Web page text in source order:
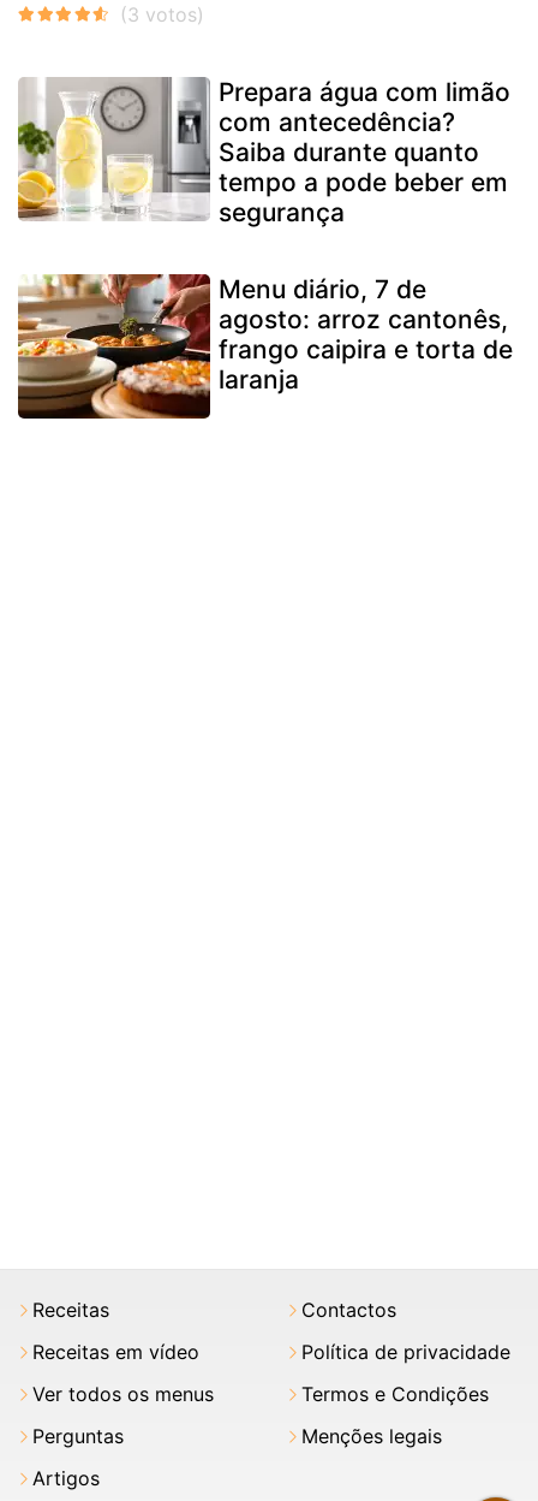
Prepara água com limão
com antecedência?
Saiba durante quanto
tempo a pode beber em
segurança
Menu diário, 7 de
agosto: arroz cantonês,
frango caipira e torta de
laranja
Receitas
Receitas em vídeo
Ver todos os menus
Perguntas
Artigos
Contactos
Política de privacidade
Termos e Condições
Menções legais